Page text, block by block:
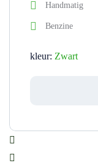
Handmatig
Benzine
kleur: Zwart